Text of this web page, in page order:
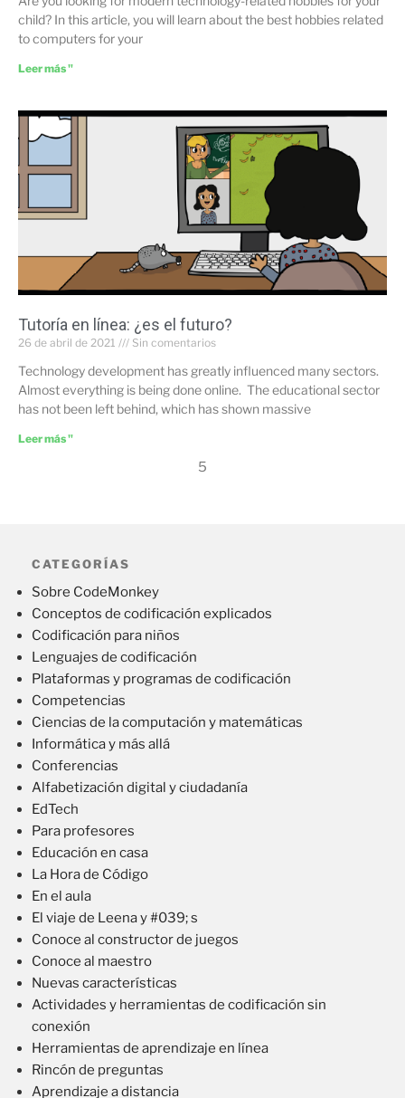
child? In this article, you will learn about the best hobbies related
to computers for your
Leer más "
Tutoría en línea: ¿es el futuro?
26 de abril de 2021 Sin comentarios
Technology development has greatly influenced many sectors.
Almost everything is being done online. The educational sector
has not been left behind, which has shown massive
Leer más "
5
CATEGORÍAS
Sobre CodeMonkey
Conceptos de codificación explicados
Codificación para niños
Lenguajes de codificación
Plataformas y programas de codificación
Competencias
Ciencias de la computación y matemáticas
Informática y más allá
Conferencias
Alfabetización digital y ciudadanía
EdTech
Para profesores
Educación en casa
La Hora de Código
En el aula
El viaje de Leena y #039; s
Conoce al constructor de juegos
Conoce al maestro
Nuevas características
Actividades y herramientas de codificación sin
conexión
Herramientas de aprendizaje en línea
Rincón de preguntas
Aprendizaje a distancia